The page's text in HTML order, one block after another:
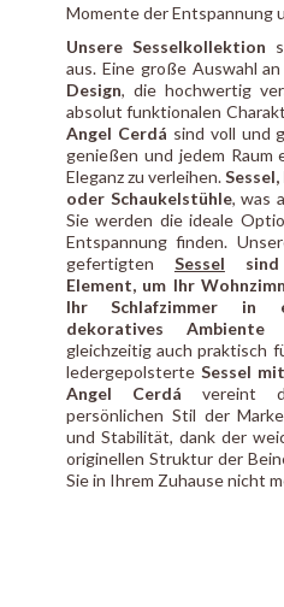
Momente der Entspannung
Unsere Sesselkollektion
aus. Eine große Auswahl
Design, die hochwertig
absolut funktionalen
Angel Cerdá sind voll und
genießen und jedem Raum
Eleganz zu verleihen.
oder Schaukelstühle, was
Sie werden die ideale
Entspannung finden.
gefertigten Sessel
Element, um Ihr
Ihr Schlafzimmer in
dekoratives Ambiente
gleichzeitig auch praktisch
ledergepolsterte Sessel
Angel Cerdá vereint
persönlichen Stil der
und Stabilität, dank der
originellen Struktur der
Sie in Ihrem Zuhause nicht